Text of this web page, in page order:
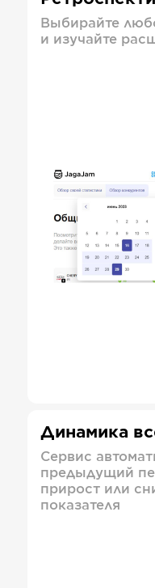
Выбирайте
и изучайте
Динамика
Сервис
предыдущий
прирост или
показателя